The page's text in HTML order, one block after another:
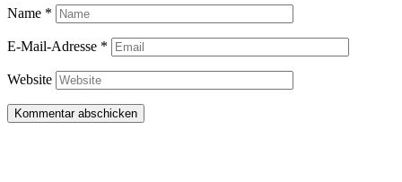
Name *
E-Mail-Adresse *
Website